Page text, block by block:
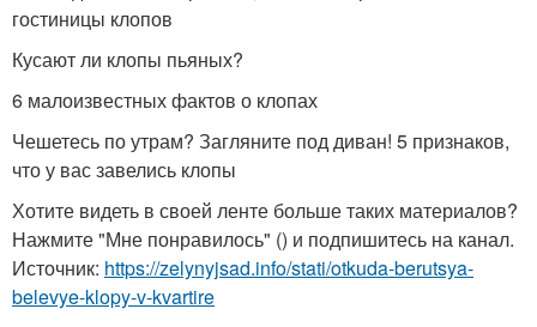
гостиницы клопов
Кусают ли клопы пьяных?
6 малоизвестных фактов о клопах
Чешетесь по утрам? Загляните под диван! 5 признаков,
что у вас завелись клопы
Хотите видеть в своей ленте больше таких материалов?
Нажмите "Мне понравилось" () и подпишитесь на канал.
Источник: https://zelynyjsad.info/stati/otkuda-berutsya-
belevye-klopy-v-kvartire